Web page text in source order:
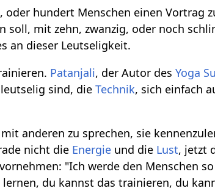
hundert Menschen einen Vortrag
mit zehn, zwanzig, oder noch
an dieser Leutseligkeit.
Patanjali, der Autor desYoga
sind, dieTechnik, sich einfach
anderen zu sprechen, sie
nicht die Energie und die Lust, jetzt
"Ich werde den Menschen
du kannst das trainieren, du